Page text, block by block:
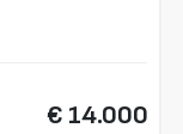
€ 14.000